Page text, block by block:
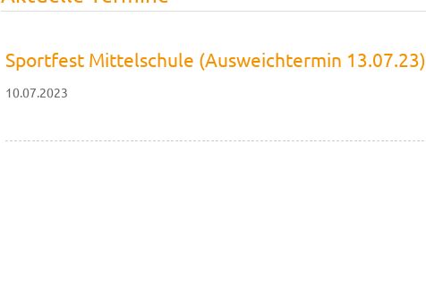
Sportfest Mittelschule (Ausweichtermin 13.07.23)
10.07.2023